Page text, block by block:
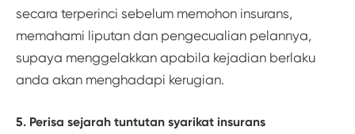
secara terperinci sebelum memohon insurans,
memahami liputan dan pengecualian pelannya,
supaya menggelakkan apabila kejadian berlaku
anda akan menghadapi kerugian.
5. Perisa sejarah tuntutan syarikat insurans